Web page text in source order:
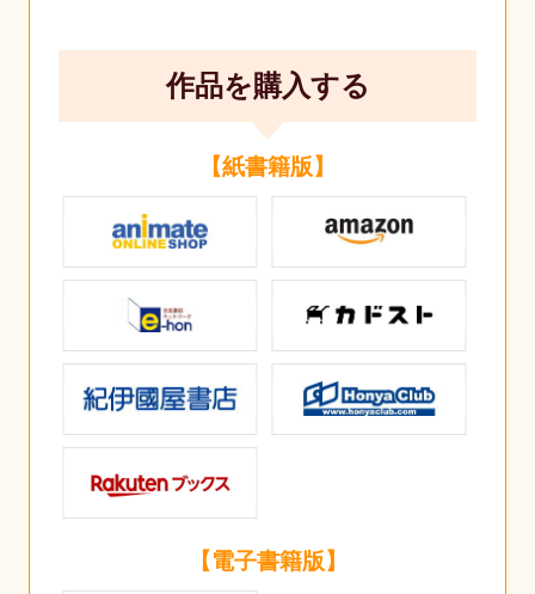
作品を購入する
【紙書籍版】
【電子書籍版】